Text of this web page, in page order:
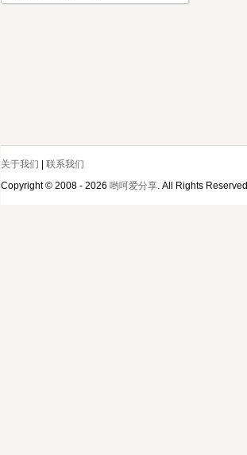
关于我们
联系我们
Copyright © 2008 - 2026 哟呵爱分享. All Rights Reserved